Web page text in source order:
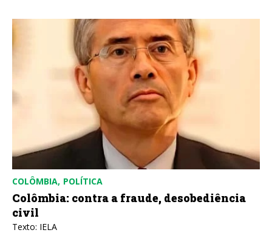
COLÔMBIA POLÍTICA
Colômbia: contra a fraude, desobediência
civil
Texto: IELA